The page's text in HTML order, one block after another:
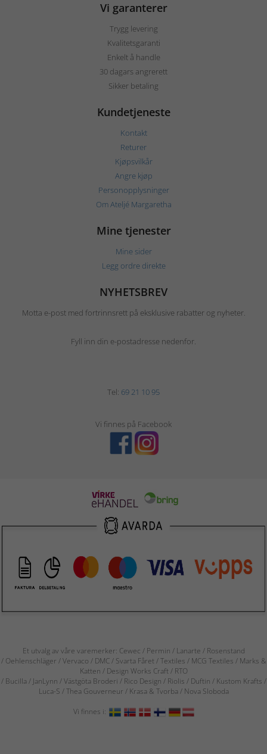
Vi garanterer
Trygg levering
Kvalitetsgaranti
Enkelt å handle
30 dagars angrerett
Sikker betaling
Kundetjeneste
Kontakt
Returer
Kjøpsvilkår
Angre kjøp
Personopplysninger
Om Ateljé Margaretha
Mine tjenester
Mine sider
Legg ordre direkte
NYHETSBREV
Motta e-post med fortrinnsrett på eksklusive rabatter og nyheter.
Fyll inn din e-postadresse nedenfor.
Tel: 69 21 10 95
Vi finnes på Facebook
Et utvalg av våre varemerker: Cewec / Permin / Lanarte / Rosenstand
/ Oehlenschläger / Vervaco / DMC / Svarta Fåret / Textiles / MCG Textiles / Marks &
Katten / Design Works Craft / RTO
/ Bucilla / JanLynn / Västgöta Broderi / Rico Design / Riolis / Duftin / Kustom Krafts /
Luca-S / Thea Gouverneur / Krasa & Tvorba / Nova Sloboda
Vi finnes i: